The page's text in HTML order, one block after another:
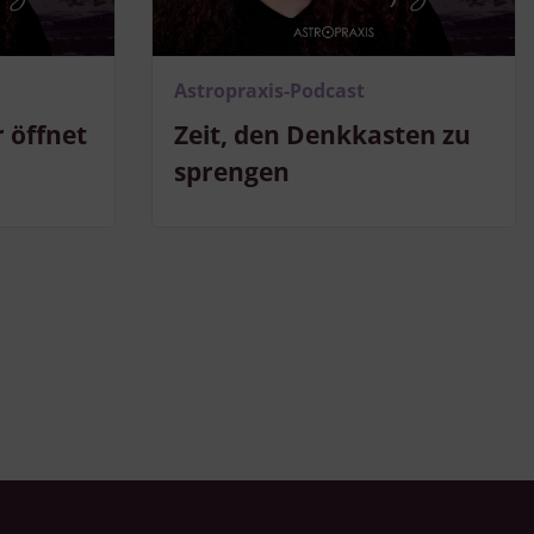
öffnet
Zeit, den Denkkasten zu
sprengen
Astropraxis-Podcast